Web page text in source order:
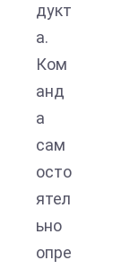
дукт
а.
Ком
анд
а
сам
осто
ятел
ьно
опре